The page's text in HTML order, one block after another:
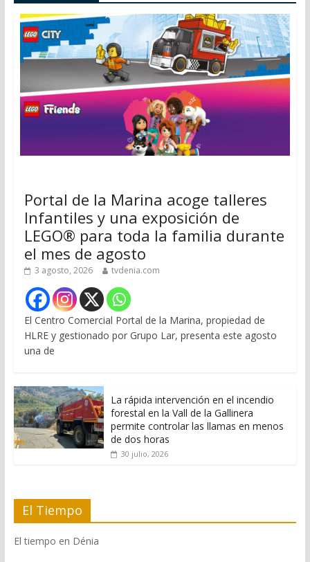
Portal de la Marina acoge talleres
Infantiles y una exposición de
LEGO® para toda la familia durante
el mes de agosto
3 agosto, 2026 tvdenia.com
El Centro Comercial Portal de la Marina, propiedad de
HLRE y gestionado por Grupo Lar, presenta este agosto
una de
La rápida intervención en el incendio
forestal en la Vall de la Gallinera
permite controlar las llamas en menos
de dos horas
30 julio, 2026
El Tiempo
El tiempo en Dénia